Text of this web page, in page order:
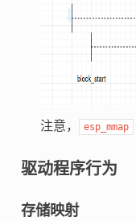
注意， esp_mmap
驱动程序行为
存储映射